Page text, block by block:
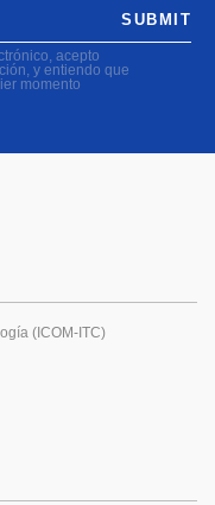
acepto
y entiendo que
momento
SUBMIT
(ICOM-ITC)